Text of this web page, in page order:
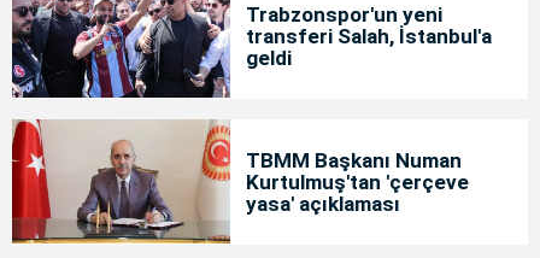
Trabzonspor'un yeni
transferi Salah, İstanbul'a
geldi
TBMM Başkanı Numan
Kurtulmuş'tan 'çerçeve
yasa' açıklaması